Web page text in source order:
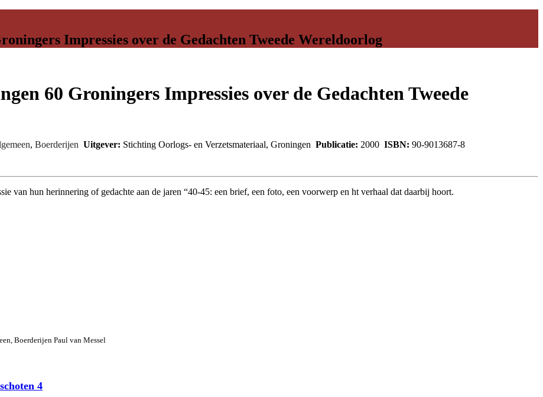
Impressies over de Gedachten Tweede Wereldoorlog
60 Groningers Impressies over de Gedachten Tweede
, Boerderijen Uitgever: Stichting Oorlogs- en Verzetsmateriaal, Groningen Publicatie: 2000 ISBN: 90-9013687-8
van hun herinnering of gedachte aan de jaren “40-45: een brief, een foto, een voorwerp en ht verhaal dat daarbij hoort.
Boerderijen Paul van Messel
4